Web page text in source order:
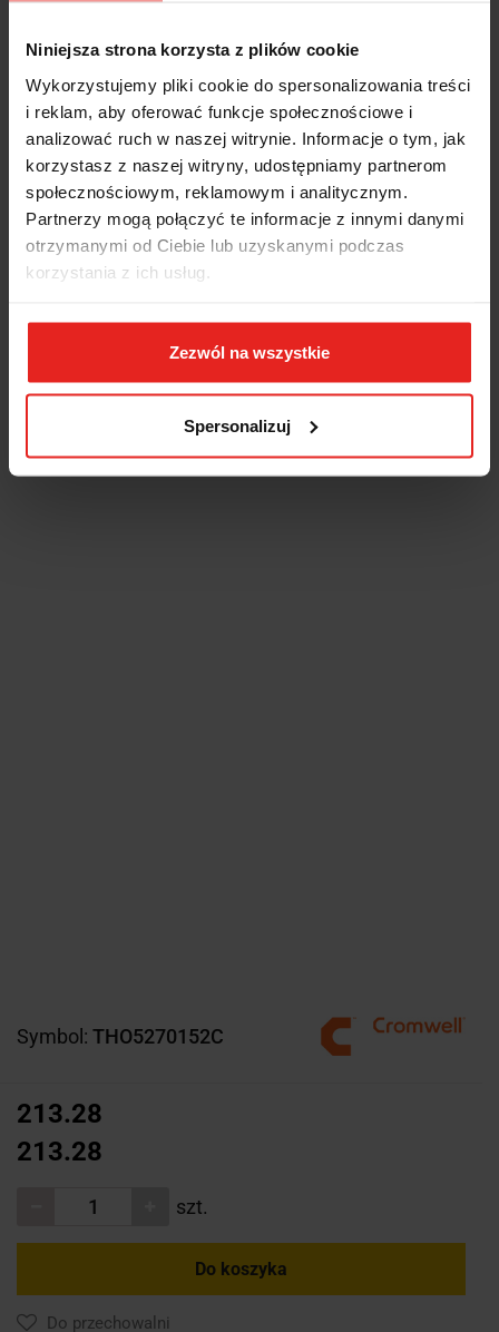
Niniejsza strona korzysta z plików cookie
Wykorzystujemy pliki cookie do spersonalizowania treści
i reklam, aby oferować funkcje społecznościowe i
analizować ruch w naszej witrynie. Informacje o tym, jak
korzystasz z naszej witryny, udostępniamy partnerom
społecznościowym, reklamowym i analitycznym.
Partnerzy mogą połączyć te informacje z innymi danymi
otrzymanymi od Ciebie lub uzyskanymi podczas
korzystania z ich usług.
Zezwól na wszystkie
Spersonalizuj
Symbol: THO5270152C
213.28
213.28
szt.
Do koszyka
Do przechowalni